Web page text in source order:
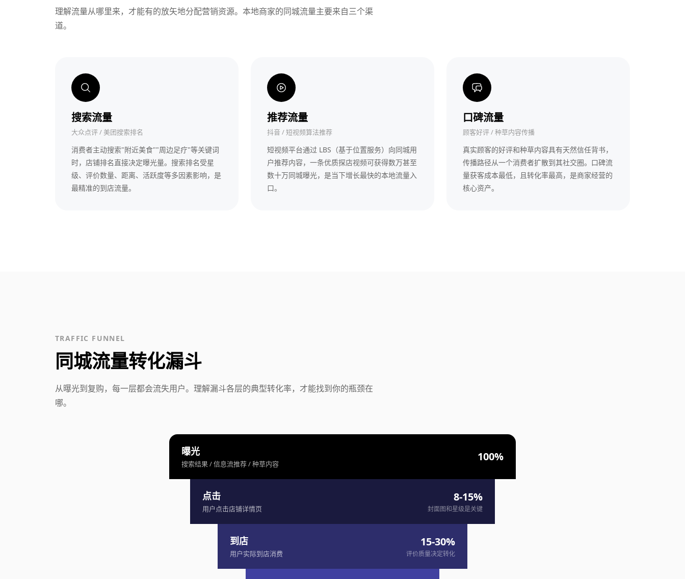
理解流量从哪里来，才能有的放矢地分配营销资源。本地商家的同城流量主要来自三个渠
道。
搜索流量
大众点评 / 美团搜索排名
消费者主动搜索"附近美食""周边足疗"等关键词
时，店铺排名直接决定曝光量。搜索排名受星
级、评价数量、距离、活跃度等多因素影响，是
最精准的到店流量。
推荐流量
抖音 / 短视频算法推荐
短视频平台通过 LBS（基于位置服务）向同城用
户推荐内容，一条优质探店视频可获得数万甚至
数十万同城曝光，是当下增长最快的本地流量入
口。
口碑流量
顾客好评 / 种草内容传播
真实顾客的好评和种草内容具有天然信任背书，
传播路径从一个消费者扩散到其社交圈。口碑流
量获客成本最低，且转化率最高，是商家经营的
核心资产。
TRAFFIC FUNNEL
同城流量转化漏斗
从曝光到复购，每一层都会流失用户。理解漏斗各层的典型转化率，才能找到你的瓶颈在
哪。
曝光
搜索结果 / 信息流推荐 / 种草内容
100%
点击
用户点击店铺详情页
8-15%
封面图和星级是关键
到店
用户实际到店消费
15-30%
评价质量决定转化